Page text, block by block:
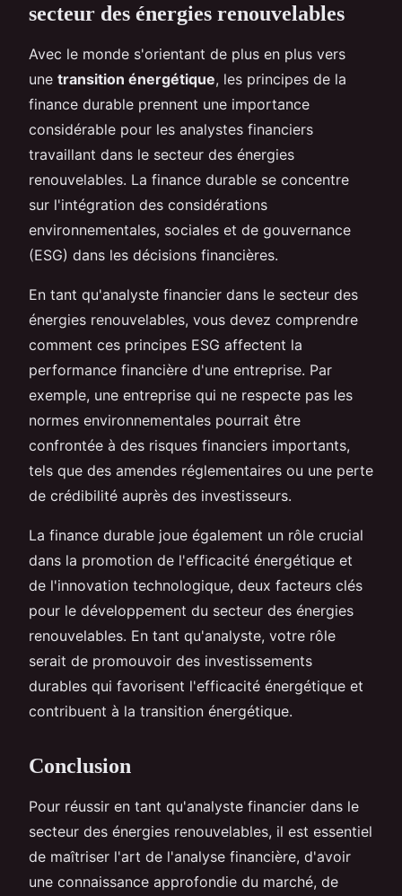
secteur des énergies renouvelables
Avec le monde s'orientant de plus en plus vers
une transition énergétique, les principes de la
finance durable prennent une importance
considérable pour les analystes financiers
travaillant dans le secteur des énergies
renouvelables. La finance durable se concentre
sur l'intégration des considérations
environnementales, sociales et de gouvernance
(ESG) dans les décisions financières.
En tant qu'analyste financier dans le secteur des
énergies renouvelables, vous devez comprendre
comment ces principes ESG affectent la
performance financière d'une entreprise. Par
exemple, une entreprise qui ne respecte pas les
normes environnementales pourrait être
confrontée à des risques financiers importants,
tels que des amendes réglementaires ou une perte
de crédibilité auprès des investisseurs.
La finance durable joue également un rôle crucial
dans la promotion de l'efficacité énergétique et
de l'innovation technologique, deux facteurs clés
pour le développement du secteur des énergies
renouvelables. En tant qu'analyste, votre rôle
serait de promouvoir des investissements
durables qui favorisent l'efficacité énergétique et
contribuent à la transition énergétique.
Conclusion
Pour réussir en tant qu'analyste financier dans le
secteur des énergies renouvelables, il est essentiel
de maîtriser l'art de l'analyse financière, d'avoir
une connaissance approfondie du marché, de